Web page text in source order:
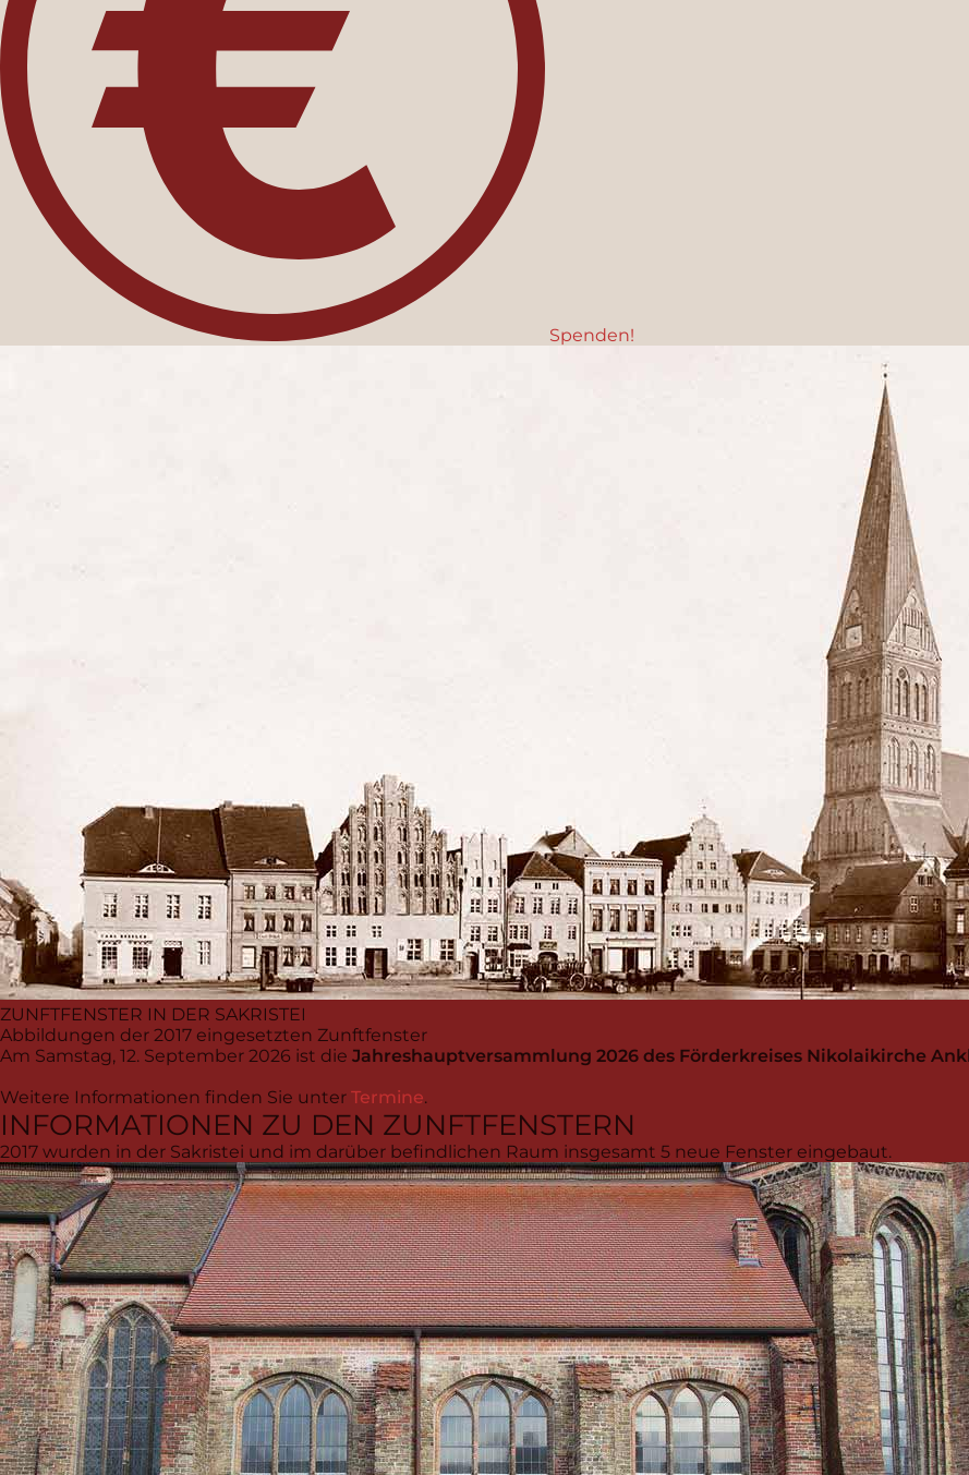
Spenden!
ZUNFTFENSTER IN DER SAKRISTEI
Abbildungen der 2017 eingesetzten Zunftfenster
Am Samstag, 12. September 2026 ist die Jahreshauptversammlung 2026 des Förderkreises Nikolaikirche
Weitere Informationen finden Sie unter Termine.
INFORMATIONEN ZU DEN ZUNFTFENSTERN
2017 wurden in der Sakristei und im darüber befindlichen Raum insgesamt 5 neue Fenster eingebaut.